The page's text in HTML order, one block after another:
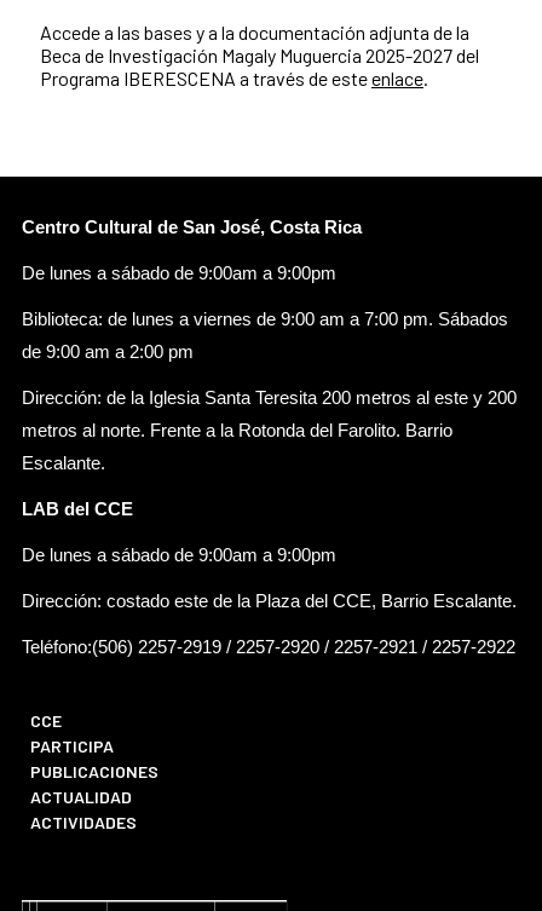
Accede a las bases y a la documentación adjunta de la
Beca de Investigación Magaly Muguercia 2025-2027 del
Programa IBERESCENA a través de esteenlace
Centro Cultural de San José, Costa Rica
De lunes a sábado de 9:00am a 9:00pm
Biblioteca: de lunes a viernes de 9:00 am a 7:00 pm. Sábados
de 9:00 am a 2:00 pm
Dirección: de la Iglesia Santa Teresita 200 metros al este y 200
metros al norte. Frente a la Rotonda del Farolito. Barrio
Escalante.
LAB del CCE
De lunes a sábado de 9:00am a 9:00pm
Dirección: costado este de la Plaza del CCE, Barrio Escalante.
Teléfono:(506) 2257-2919 / 2257-2920 / 2257-2921 / 2257-2922
CCE
PARTICIPA
PUBLICACIONES
ACTUALIDAD
ACTIVIDADES